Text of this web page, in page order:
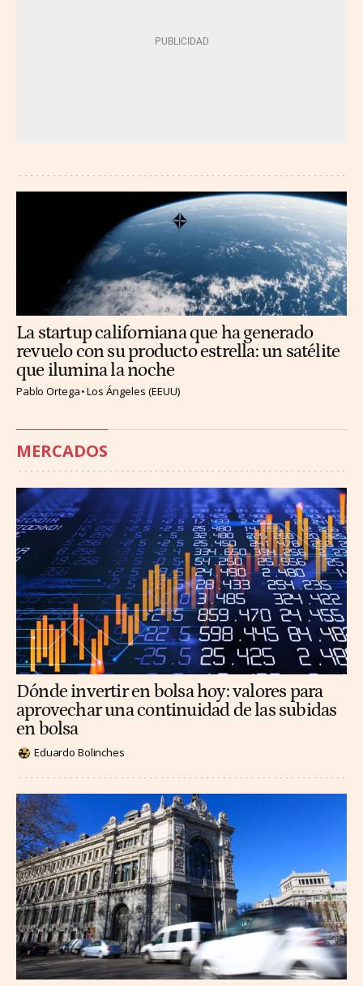
La startup californiana que ha generado
revuelo con su producto estrella: un satélite
que ilumina la noche
Pablo Ortega Los Ángeles (EEUU)
MERCADOS
Dónde invertir en bolsa hoy: valores para
aprovechar una continuidad de las subidas
en bolsa
Eduardo Bolinches